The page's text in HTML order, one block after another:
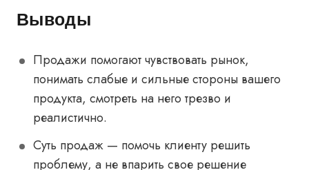
Выводы
Продажи помогают чувствовать рынок,
понимать слабые и сильные стороны вашего
продукта, смотреть на него трезво и
реалистично.
Суть продаж — помочь клиенту решить
проблему, а не впарить свое решение